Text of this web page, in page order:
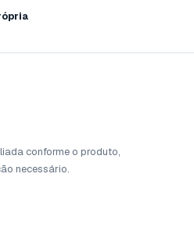
conforme o produto,
necessário.